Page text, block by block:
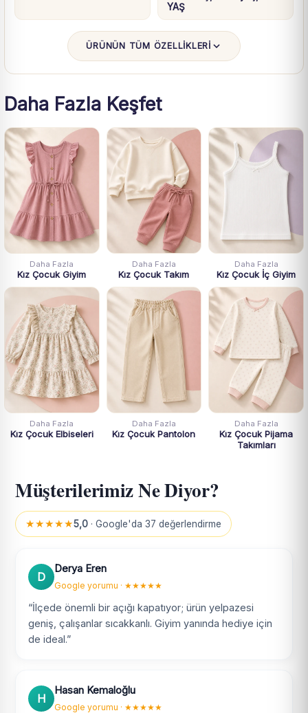
YAŞ
ÜRÜNÜN TÜM ÖZELLİKLERİ
Daha Fazla Keşfet
Daha Fazla
Kız Çocuk Giyim
Daha Fazla
Kız Çocuk Takım
Daha Fazla
Kız Çocuk İç Giyim
Daha Fazla
Kız Çocuk Elbiseleri
Daha Fazla
Kız Çocuk Pantolon
Daha Fazla
Kız Çocuk Pijama
Takımları
Müşterilerimiz Ne Diyor?
★★★★★5,0 · Google'da 37 değerlendirme
D
Derya Eren
Google yorumu · ★★★★★
“İlçede önemli bir açığı kapatıyor; ürün yelpazesi
geniş, çalışanlar sıcakkanlı. Giyim yanında hediye için
de ideal.”
H
Hasan Kemaloğlu
Google yorumu · ★★★★★